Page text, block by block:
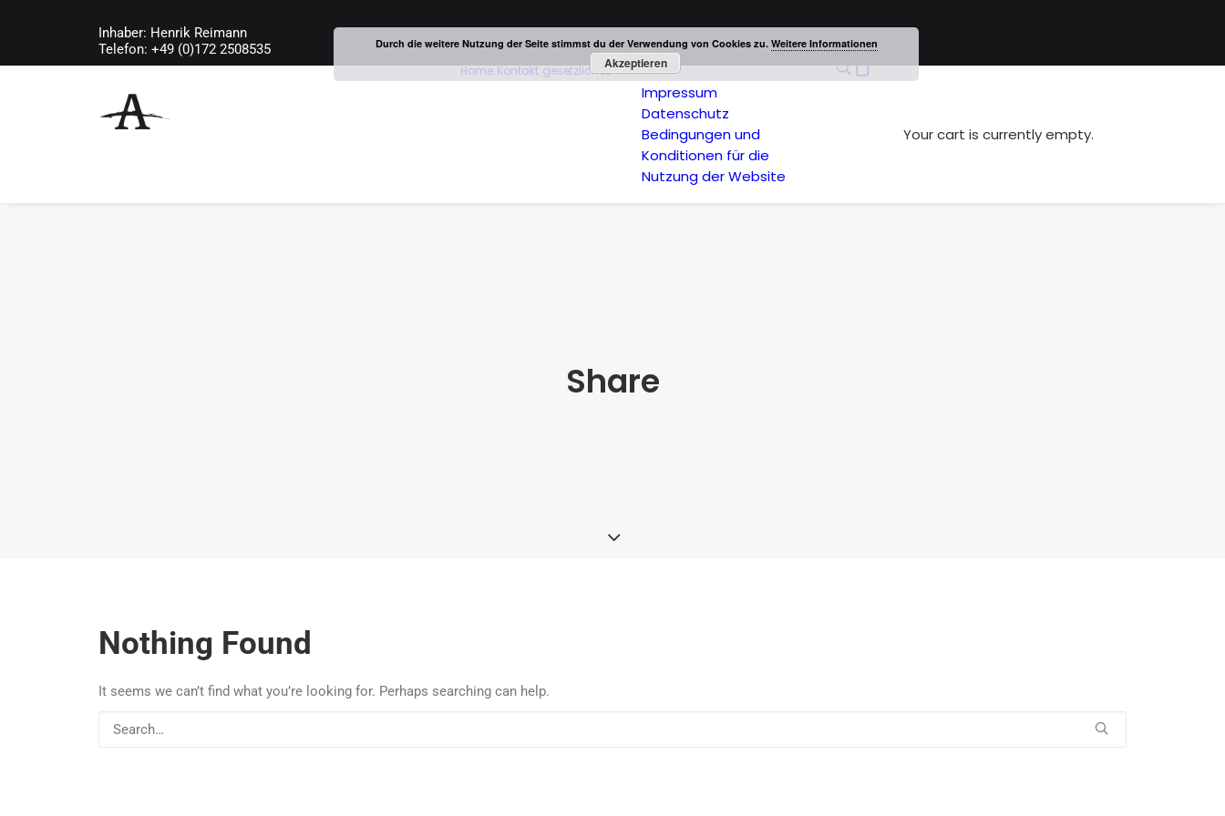
Inhaber: Henrik Reimann
Telefon: +49 (0)172 2508535
Home Kontakt gesetzliches
Impressum
Datenschutz
Bedingungen und
Konditionen für die
Nutzung der Website
Your cart is currently empty.
Share
Nothing Found
It seems we can’t find what you’re looking for. Perhaps searching can help.
Durch die weitere Nutzung der Seite stimmst du der Verwendung von Cookies zu. Weitere Informationen
Akzeptieren